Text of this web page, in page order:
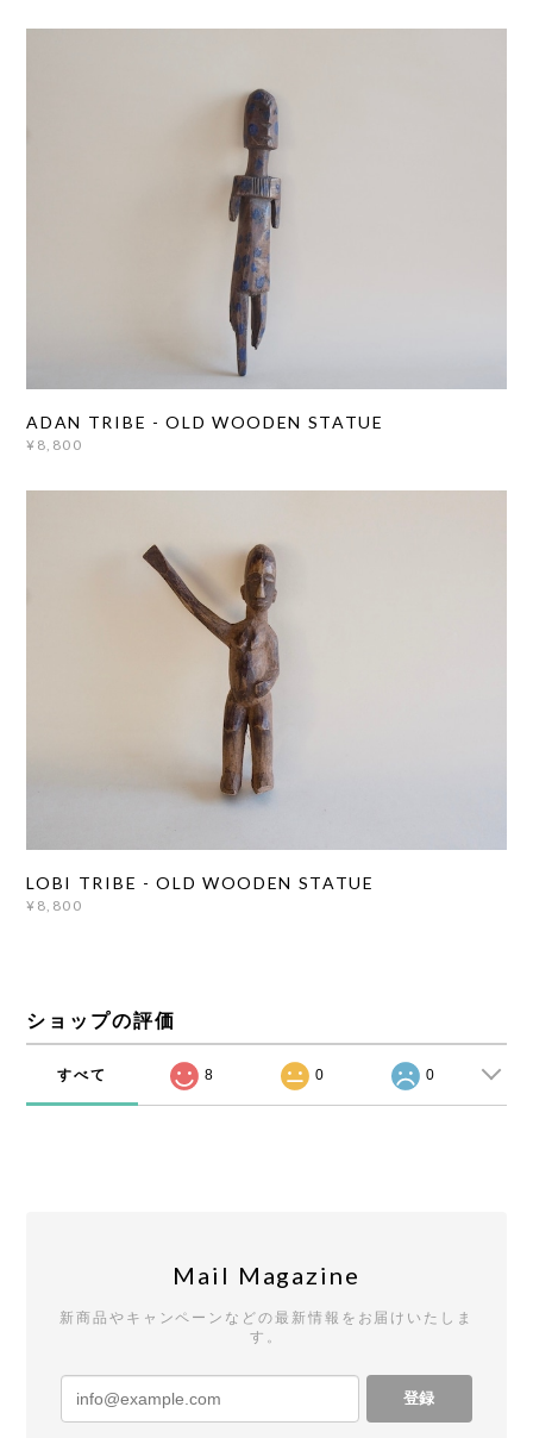
ADAN TRIBE - OLD WOODEN STATUE
¥8,800
LOBI TRIBE - OLD WOODEN STATUE
¥8,800
ショップの評価
すべて 8 0 0
Mail Magazine
新商品やキャンペーンなどの最新情報をお届けいたしま
す。
登録